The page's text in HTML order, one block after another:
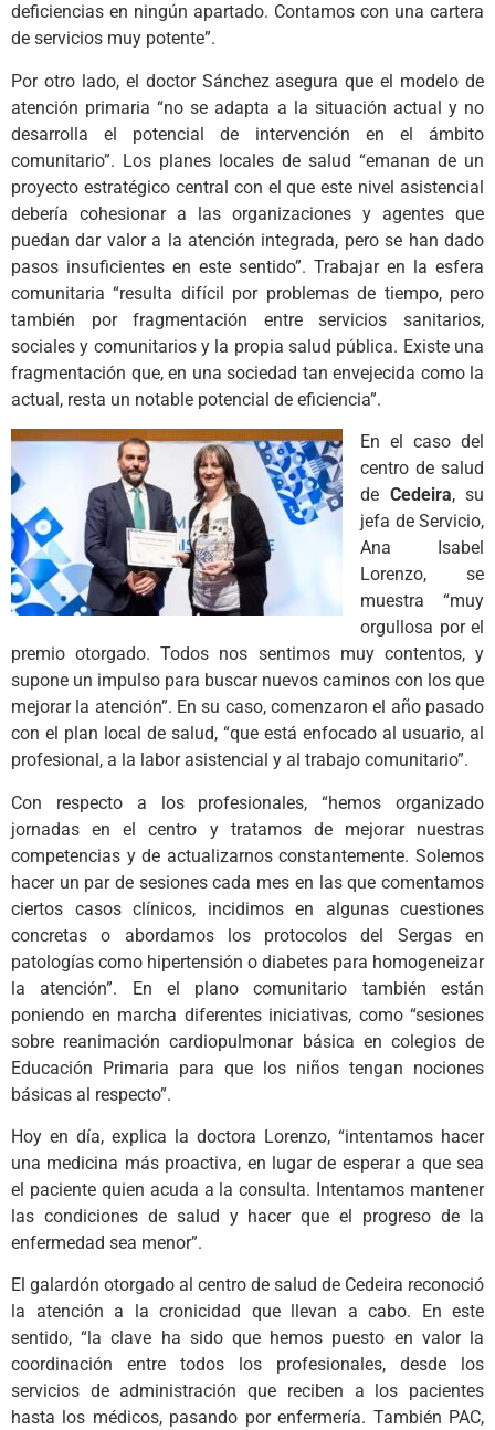
deficiencias en ningún apartado. Contamos con una cartera
de servicios muy potente”.
Por otro lado, el doctor Sánchez asegura que el modelo de
atención primaria “no se adapta a la situación actual y no
desarrolla el potencial de intervención en el ámbito
comunitario”. Los planes locales de salud “emanan de un
proyecto estratégico central con el que este nivel asistencial
debería cohesionar a las organizaciones y agentes que
puedan dar valor a la atención integrada, pero se han dado
pasos insuficientes en este sentido”. Trabajar en la esfera
comunitaria “resulta difícil por problemas de tiempo, pero
también por fragmentación entre servicios sanitarios,
sociales y comunitarios y la propia salud pública. Existe una
fragmentación que, en una sociedad tan envejecida como la
actual, resta un notable potencial de eficiencia”.
En el caso del
centro de salud
de Cedeira, su
jefa de Servicio,
Ana Isabel
Lorenzo, se
muestra “muy
orgullosa por el
premio otorgado. Todos nos sentimos muy contentos, y
supone un impulso para buscar nuevos caminos con los que
mejorar la atención”. En su caso, comenzaron el año pasado
con el plan local de salud, “que está enfocado al usuario, al
profesional, a la labor asistencial y al trabajo comunitario”.
Con respecto a los profesionales, “hemos organizado
jornadas en el centro y tratamos de mejorar nuestras
competencias y de actualizarnos constantemente. Solemos
hacer un par de sesiones cada mes en las que comentamos
ciertos casos clínicos, incidimos en algunas cuestiones
concretas o abordamos los protocolos del Sergas en
patologías como hipertensión o diabetes para homogeneizar
la atención”. En el plano comunitario también están
poniendo en marcha diferentes iniciativas, como “sesiones
sobre reanimación cardiopulmonar básica en colegios de
Educación Primaria para que los niños tengan nociones
básicas al respecto”.
Hoy en día, explica la doctora Lorenzo, “intentamos hacer
una medicina más proactiva, en lugar de esperar a que sea
el paciente quien acuda a la consulta. Intentamos mantener
las condiciones de salud y hacer que el progreso de la
enfermedad sea menor”.
El galardón otorgado al centro de salud de Cedeira reconoció
la atención a la cronicidad que llevan a cabo. En este
sentido, “la clave ha sido que hemos puesto en valor la
coordinación entre todos los profesionales, desde los
servicios de administración que reciben a los pacientes
hasta los médicos, pasando por enfermería. También PAC,